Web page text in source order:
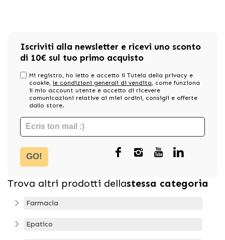
Iscriviti alla newsletter e ricevi uno sconto
di 10€ sul tuo primo acquisto
Mi registro, ho letto e accetto il Tutela della privacy e
cookie, le condizioni generali di vendita, come funziona
il mio account utente e accetto di ricevere
comunicazioni relative ai miei ordini, consigli e offerte
dallo store.
GO!
Trova altri prodotti dellastessa categoria
Farmacia
Epatico